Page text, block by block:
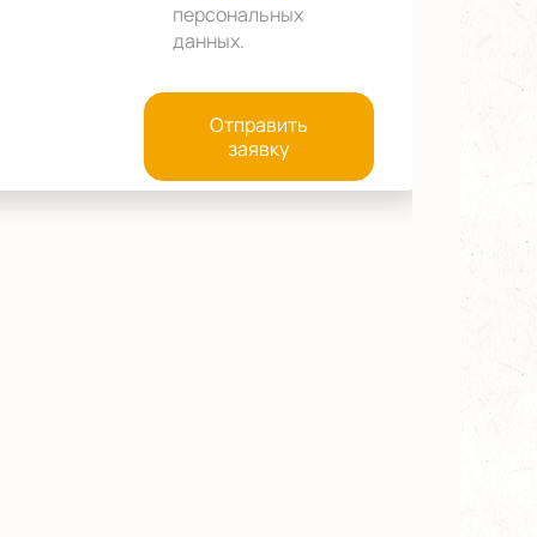
персональных
данных.
Отправить
заявку